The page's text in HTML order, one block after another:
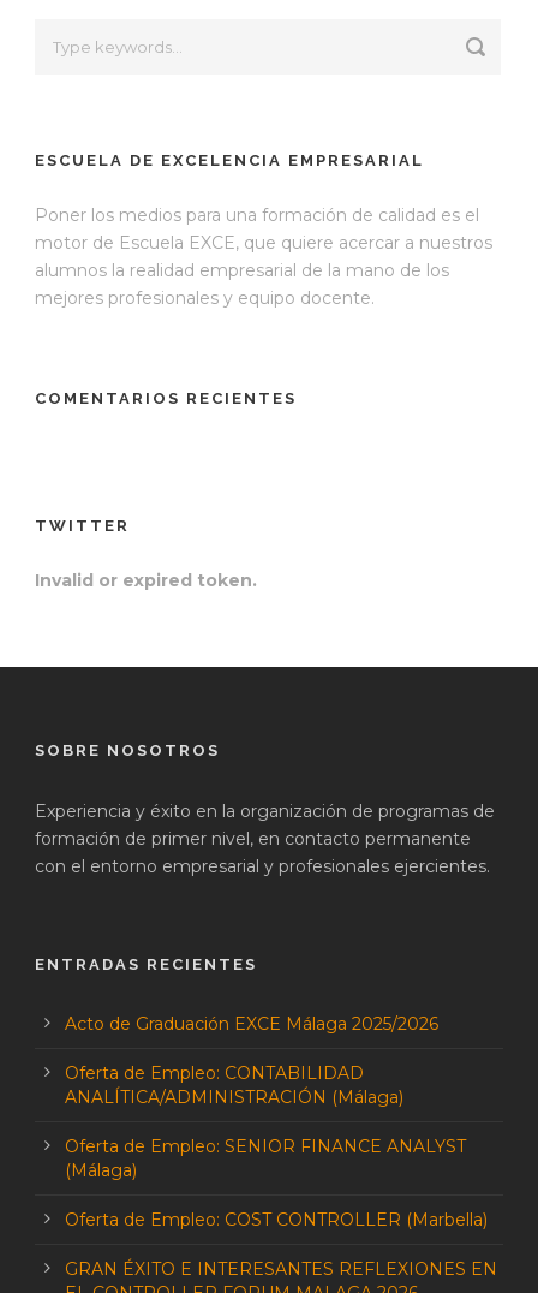
ESCUELA DE EXCELENCIA EMPRESARIAL
Poner los medios para una formación de calidad es el
motor de Escuela EXCE, que quiere acercar a nuestros
alumnos la realidad empresarial de la mano de los
mejores profesionales y equipo docente.
COMENTARIOS RECIENTES
TWITTER
Invalid or expired token.
SOBRE NOSOTROS
Experiencia y éxito en la organización de programas de
formación de primer nivel, en contacto permanente
con el entorno empresarial y profesionales ejercientes.
ENTRADAS RECIENTES
Acto de Graduación EXCE Málaga 2025/2026
Oferta de Empleo: CONTABILIDAD
ANALÍTICA/ADMINISTRACIÓN (Málaga)
Oferta de Empleo: SENIOR FINANCE ANALYST
(Málaga)
Oferta de Empleo: COST CONTROLLER (Marbella)
GRAN ÉXITO E INTERESANTES REFLEXIONES EN